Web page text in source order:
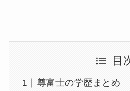
目
尊富士の学歴まとめ